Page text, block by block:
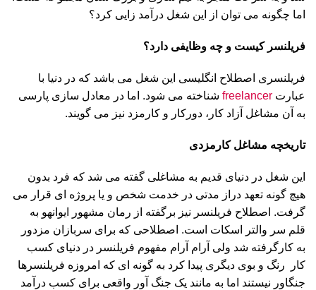
اما چگونه می توان از این شغل درآمد زایی کرد؟
فریلنسر کیست و چه وظایفی دارد؟
فریلنسری اصطلاح انگلیسی این شغل می باشد که در دنیا با
عبارت freelancer شناخته می شود. اما در معادل سازی پارسی
به آن مشاغل آزاد کار، دورکار و کارمزد نیز می گویند.
تاریخچه مشاغل کارمزدی
این شغل در دنیای قدیم به مشاغلی گفته می شد که فرد بدون
هیچ گونه تعهد دراز مدتی در خدمت شخص و یا پروژه ای قرار می
گرفت. اصطلاح فریلنسر نیز برگفته از رمان مشهور ایوانهو به
قلم سر والتر اسکات است. اصطلاحی که برای سربازان مزدور
به کارگرفته شد ولی آرام آرام مفهوم فریلنسر در دنیای کسب
کار رنگ و بوی دیگری پیدا کرد به گونه ای که امروزه فریلنسرها
جنگاور نیستند اما به مانند یک جنگ آور واقعی برای کسب درآمد